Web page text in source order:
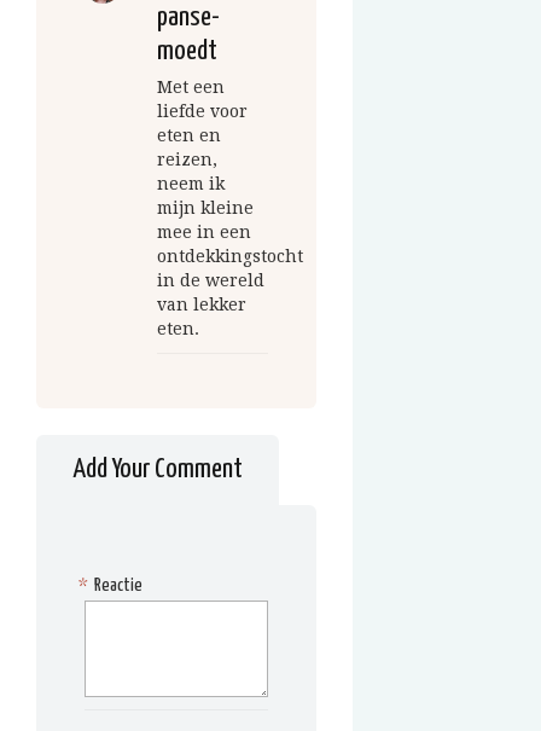
panse-
moedt
Met een
liefde voor
eten en
reizen,
neem ik
mijn kleine
mee in een
ontdekkingstocht
in de wereld
van lekker
eten.
Add Your Comment
Reactie
*